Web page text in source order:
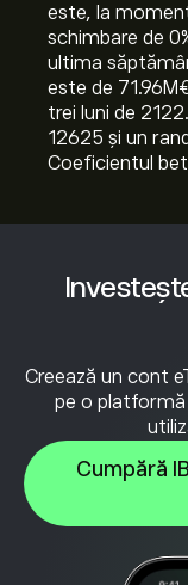
Creează un cont
pe o
Cumpără
este, la
schimbare de
ultima
este de
trei luni de
12625 și un
Coeficientul